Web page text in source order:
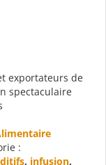
exportateurs de
spectaculaire
:
, infusion,